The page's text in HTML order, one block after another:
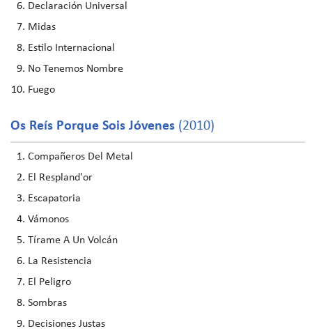
Declaración Universal
Midas
Estilo Internacional
No Tenemos Nombre
Fuego
Os Reís Porque Sois Jóvenes (2010)
Compañeros Del Metal
El Respland'or
Escapatoria
Vámonos
Tírame A Un Volcán
La Resistencia
El Peligro
Sombras
Decisiones Justas